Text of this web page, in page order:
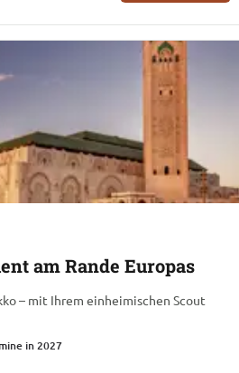
am Rande Europas
– mit Ihrem einheimischen Scout
in 2027